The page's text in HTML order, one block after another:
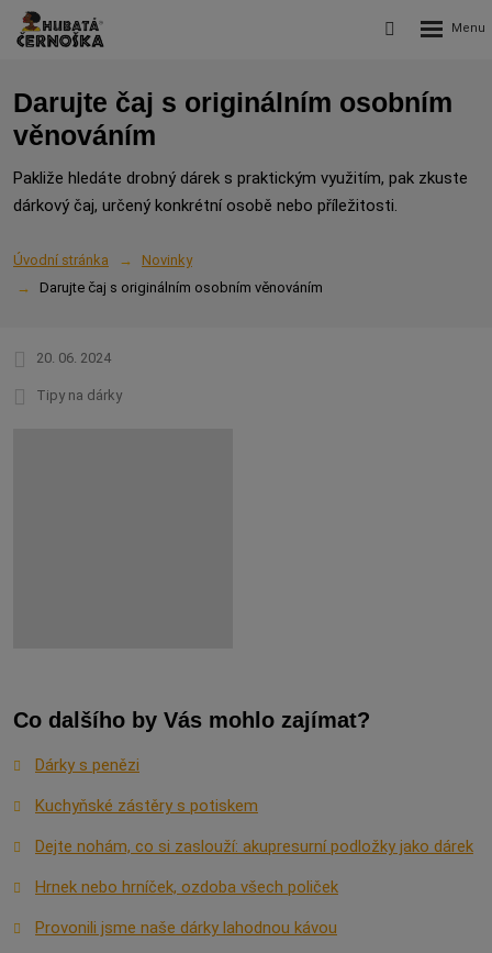
Vyhledávání
Rozbalení
Darujte čaj s originálním osobním
věnováním
Pakliže hledáte drobný dárek s praktickým využitím, pak zkuste
dárkový čaj, určený konkrétní osobě nebo příležitosti.
Úvodní stránka
Novinky
Darujte čaj s originálním osobním věnováním
20. 06. 2024
Tipy na dárky
Co dalšího by Vás mohlo zajímat?
Dárky s penězi
Kuchyňské zástěry s potiskem
Dejte nohám, co si zaslouží: akupresurní podložky jako dárek
Hrnek nebo hrníček, ozdoba všech poliček
Provonili jsme naše dárky lahodnou kávou